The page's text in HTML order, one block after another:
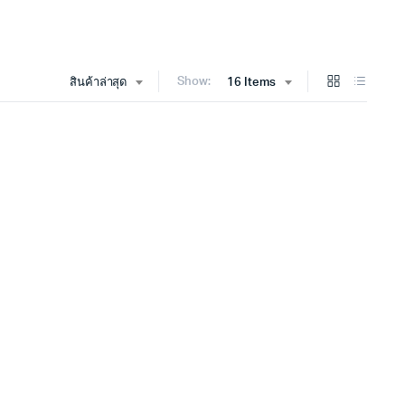
สินค้าล่าสุด Show: 16 Items